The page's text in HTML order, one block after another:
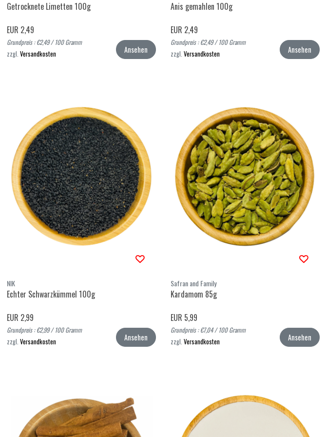
Getrocknete Limetten 100g
EUR 2,49
Grundpreis : €2,49 / 100 Gramm
zzgl. Versandkosten Ansehen
Anis gemahlen 100g
EUR 2,49
Grundpreis : €2,49 / 100 Gramm
zzgl. Versandkosten Ansehen
NIK
Echter Schwarzkümmel 100g
EUR 2,99
Grundpreis : €2,99 / 100 Gramm
zzgl. Versandkosten Ansehen
Safran and Family
Kardamom 85g
EUR 5,99
Grundpreis : €7,04 / 100 Gramm
zzgl. Versandkosten Ansehen